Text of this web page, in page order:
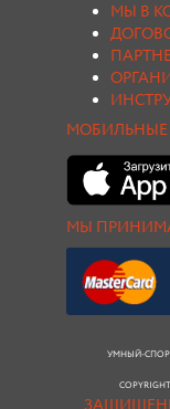
МЫ В
МЫ
УМНЫЙ-